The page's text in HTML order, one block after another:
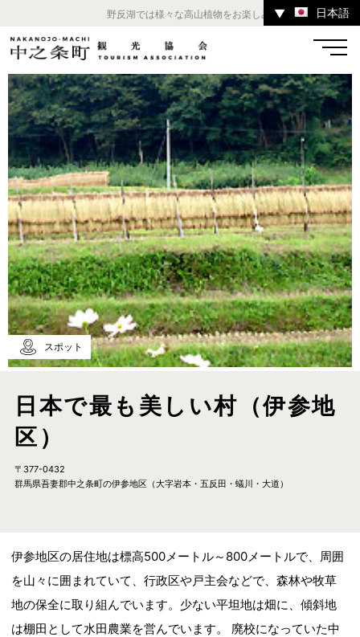
野反湖では様々な高山植物をお楽しみいただけます。 ／
▼ 日本語
温泉 宿 お店 スポット
体験 イベント ツアー
中之条町その他のエリア
スポット
日本で最も美しい村（伊参地
区）
〒377-0432
群馬県吾妻郡中之条町の伊参地区（大字岩本・五反田・蟻川・大道）
伊参地区の居住地は標高500メートル～800メートルで、周囲
を山々に囲まれていて、行政区や戸主会などで、森林や牧草
地の保全に取り組んでいます。少ない平坦地は畑に、傾斜地
は棚田として水田農業を営んでいます。 廃校になっていた中